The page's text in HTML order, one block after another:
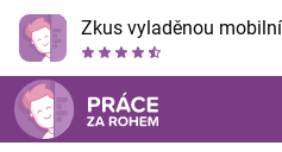
Zkus vyladěnou